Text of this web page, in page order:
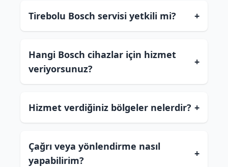
Tirebolu Bosch servisi yetkili mi? +
Hangi Bosch cihazlar için hizmet
veriyorsunuz?
+
Hizmet verdiğiniz bölgeler nelerdir? +
Çağrı veya yönlendirme nasıl
yapabilirim?
+